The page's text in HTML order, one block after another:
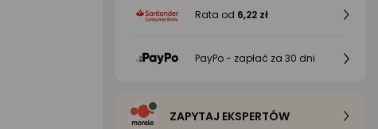
Rata od 6,22 zł
PayPo - zapłać za 30 dni
ZAPYTAJ EKSPERTÓW